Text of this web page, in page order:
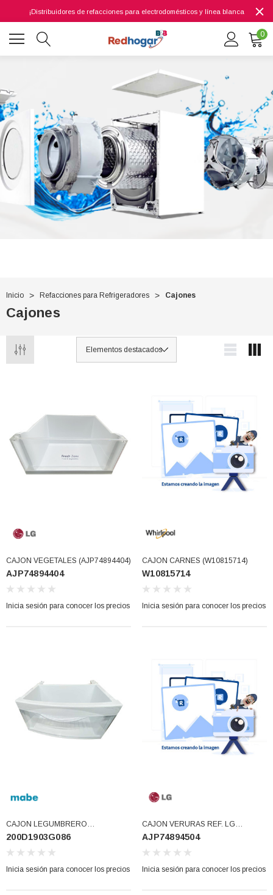
¡Distribuidores de refacciones para electrodomésticos y línea blanca
0
Inicio Refacciones para Refrigeradores Cajones
Cajones
CAJON VEGETALES (AJP74894404)
AJP74894404
Inicia sesión para conocer los precios
CAJON CARNES (W10815714)
W10815714
Inicia sesión para conocer los precios
CAJON LEGUMBRERO
WR01A02354 (200D1903G086)
200D1903G086
Inicia sesión para conocer los precios
CAJON VERURAS REF. LG
44x39x21 Ancho Largo Alto
(AJP74894504)
AJP74894504
Inicia sesión para conocer los precios